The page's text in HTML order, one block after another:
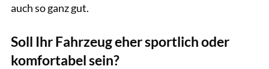
auch so ganz gut.
Soll Ihr Fahrzeug eher sportlich oder
komfortabel sein?